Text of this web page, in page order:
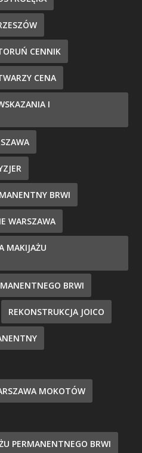
CENNIK
CENA
I
BRWI
WARSZAWA
MAKIJAŻU
BRWI
REKONSTRUKCJA JOICO
MOKOTÓW
PERMANENTNEGO BRWI